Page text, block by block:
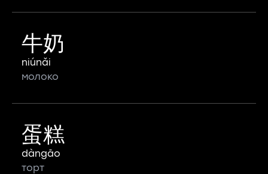
牛奶
niúnǎi
молоко
蛋糕
dàngāo
торт